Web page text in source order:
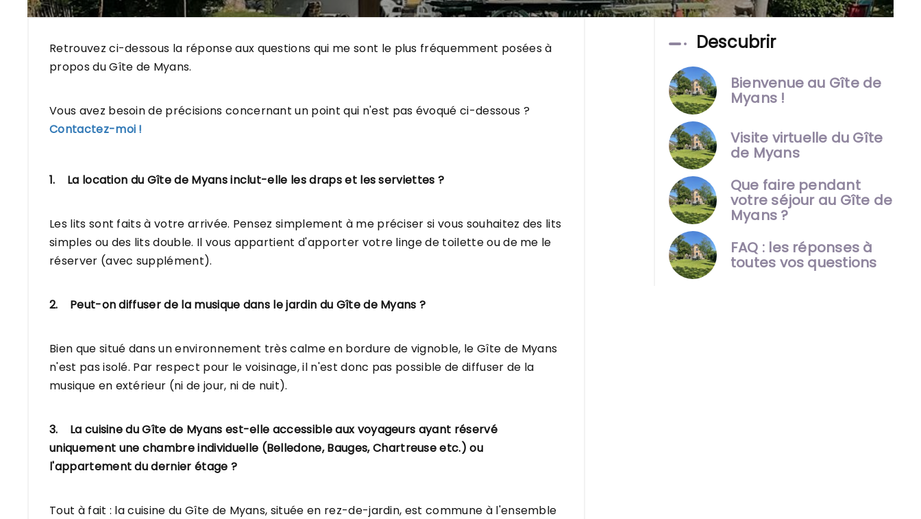
Retrouvez ci-dessous la réponse aux questions qui me sont le plus fréquemment posées à
propos du Gîte de Myans.
Vous avez besoin de précisions concernant un point qui n'est pas évoqué ci-dessous ?
Contactez-moi !
1. La location du Gîte de Myans inclut-elle les draps et les serviettes ?
Les lits sont faits à votre arrivée. Pensez simplement à me préciser si vous souhaitez des lits
simples ou des lits double. Il vous appartient d'apporter votre linge de toilette ou de me le
réserver (avec supplément).
2. Peut-on diffuser de la musique dans le jardin du Gîte de Myans ?
Bien que situé dans un environnement très calme en bordure de vignoble, le Gîte de Myans
n'est pas isolé. Par respect pour le voisinage, il n'est donc pas possible de diffuser de la
musique en extérieur (ni de jour, ni de nuit).
3. La cuisine du Gîte de Myans est-elle accessible aux voyageurs ayant réservé
uniquement une chambre individuelle (Belledone, Bauges, Chartreuse etc.) ou
l'appartement du dernier étage ?
Tout à fait : la cuisine du Gîte de Myans, située en rez-de-jardin, est commune à l'ensemble
Descubrir
Bienvenue au Gîte de
Myans !
Visite virtuelle du Gîte
de Myans
Que faire pendant
votre séjour au Gîte de
Myans ?
FAQ : les réponses à
toutes vos questions